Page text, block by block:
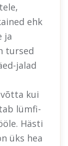
ehk
ja
tursed
jalad
kui
lümfi-
Hästi
üks hea